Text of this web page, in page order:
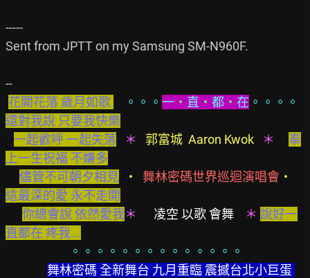
-----
Sent from JPTT on my Samsung SM-N960F.
--
花開花落 歲月如歌
。。。 一 ‧ 直 ‧ 都 ‧ 在
還對我說 只要我快樂
一起歡呼 一起失落
＊ 郭富城  Aaron Kwok ＊ 奉
上一生祝福 不嫌多
儘管不可朝夕相見
‧ 舞林密碼世界巡迴演唱會
這最深的愛 永不走開
你總會說 依然愛我＊
    凌空 以歌 會舞
＊ 說好一
直都在 疼我...
     。。。。。。。。。。。。。。
舞林密碼 全新舞台 九月重臨 震撼台北小巨蛋